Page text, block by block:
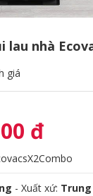
lau nhà
giá
đ
- Xuất xứ: Trung